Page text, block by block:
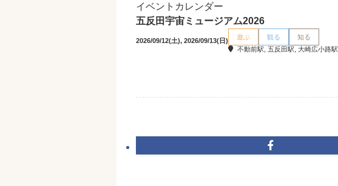
イベントカレンダー
五反田宇宙ミュージアム2026
2026/09/12(土), 2026/09/13(日) 遊ぶ 観る
知る
不動前駅, 五反田駅, 大崎広小路駅